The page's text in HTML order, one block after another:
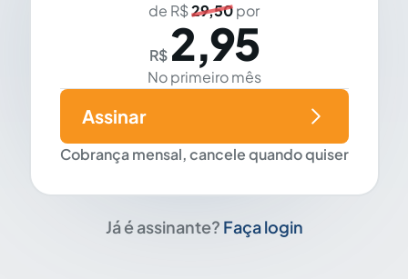
de R$29,50por
R$ 2,95
No primeiro mês
Cobrança mensal, cancele quando quiser
Assinar
Já é assinante? Faça login